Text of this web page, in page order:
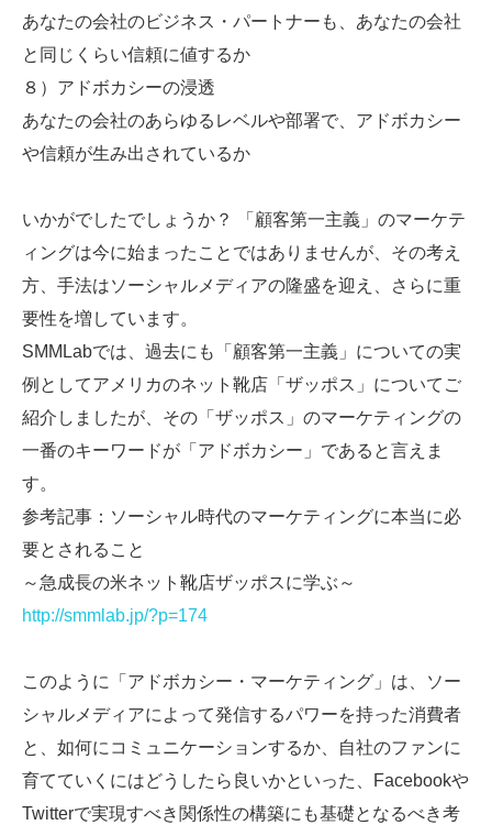
あなたの会社のビジネス・パートナーも、あなたの会社
と同じくらい信頼に値するか
８）アドボカシーの浸透
あなたの会社のあらゆるレベルや部署で、アドボカシー
や信頼が生み出されているか
いかがでしたでしょうか？ 「顧客第一主義」のマーケテ
ィングは今に始まったことではありませんが、その考え
方、手法はソーシャルメディアの隆盛を迎え、さらに重
要性を増しています。
SMMLabでは、過去にも「顧客第一主義」についての実
例としてアメリカのネット靴店「ザッポス」についてご
紹介しましたが、その「ザッポス」のマーケティングの
一番のキーワードが「アドボカシー」であると言えま
す。
参考記事：ソーシャル時代のマーケティングに本当に必
要とされること
～急成長の米ネット靴店ザッポスに学ぶ～
http://smmlab.jp/?p=174
このように「アドボカシー・マーケティング」は、ソー
シャルメディアによって発信するパワーを持った消費者
と、如何にコミュニケーションするか、自社のファンに
育てていくにはどうしたら良いかといった、Facebookや
Twitterで実現すべき関係性の構築にも基礎となるべき考